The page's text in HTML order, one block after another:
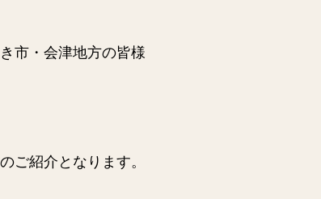
市・会津地方の皆様
のご紹介となります。